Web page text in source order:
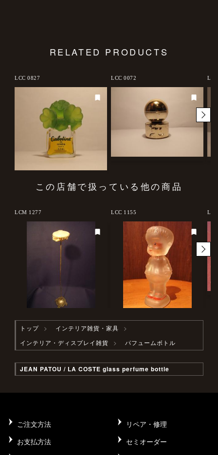
RELATED PRODUCTS
LCC 0827 LCC 0072
この店舗で扱っている他の商品
LCM 1277 LCC 1155
トップ
インテリア雑貨・家具
インテリア・ディスプレイ雑貨
パフュームボトル
JEAN PATOU / LA COSTE glass perfume bottle
ご注文方法
リペア・修理
お支払方法
セミオーダー